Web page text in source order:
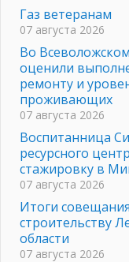
Газ ветеранам
07 августа 2026
Во
оценили
ремонту и
проживающих
07 августа 2026
Воспитанница
ресурсного
стажировку в
07 августа 2026
Итоги
строительству
области
07 августа 2026